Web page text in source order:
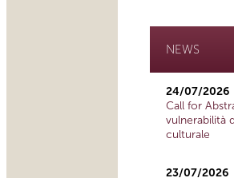
NEWS
24/07/2026
Call for
vulnerabilità
culturale
23/07/2026